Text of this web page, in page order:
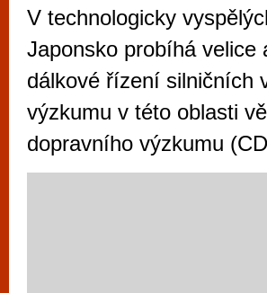
V technologicky
Japonsko probíhá
dálkové řízení silničních
výzkumu v této oblasti
dopravního výzkumu
vyzkoušet různé
metropoli naleznete
po moderní automaty jak
příležitostné hráče. V...